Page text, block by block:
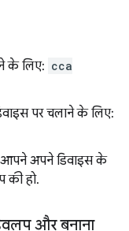
के लिए: cca
पर चलाने के लिए:
आपने अपने डिवाइस के
की हो.
और बनाना